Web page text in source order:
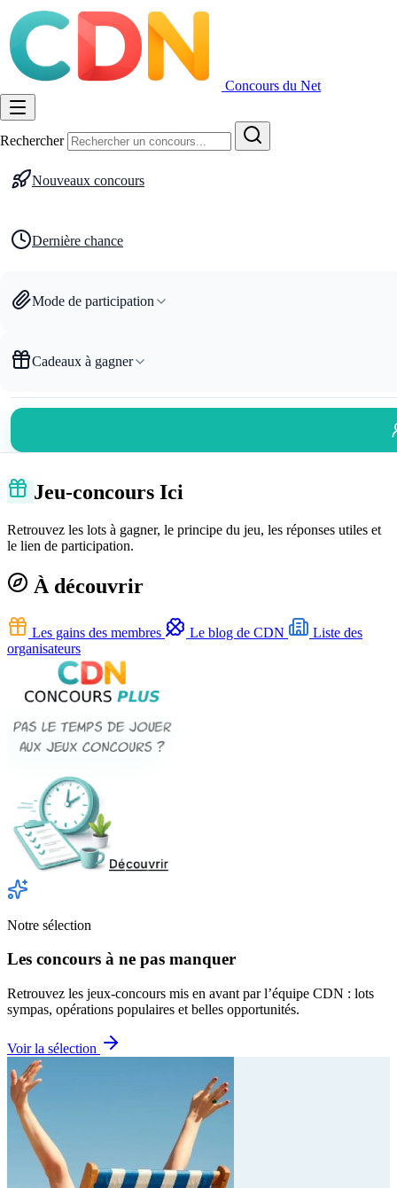
Concours du Net
Rechercher
Nouveaux concours
Dernière chance
Mode de participation
Cadeaux à gagner
Jeu-concours Ici
Retrouvez les lots à gagner, le principe du jeu, les réponses utiles et
le lien de participation.
À découvrir
Les gains des membres Le blog de CDN
Liste des
organisateurs
Notre sélection
Les concours à ne pas manquer
Retrouvez les jeux-concours mis en avant par l’équipe CDN : lots
sympas, opérations populaires et belles opportunités.
Voir la sélection